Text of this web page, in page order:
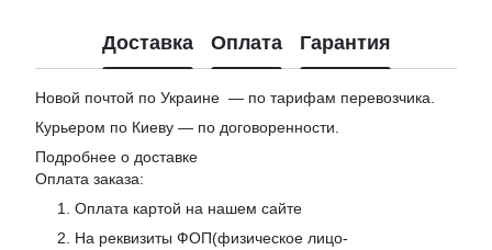
Доставка Оплата Гарантия
Новой почтой по Украине — по тарифам перевозчика.
Курьером по Киеву — по договоренности.
Подробнее о доставке
Оплата заказа:
1. Оплата картой на нашем сайте
2. На реквизиты ФОП(физическое лицо-